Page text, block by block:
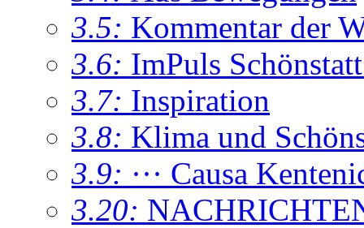
3.5: Kommentar der
3.6: ImPuls
3.7: Inspiration
3.8: Klima und
3.9: ··· Causa
3.20: